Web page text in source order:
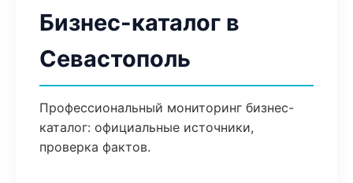
Бизнес-каталог в
Севастополь
Профессиональный мониторинг бизнес-
каталог: официальные источники,
проверка фактов.